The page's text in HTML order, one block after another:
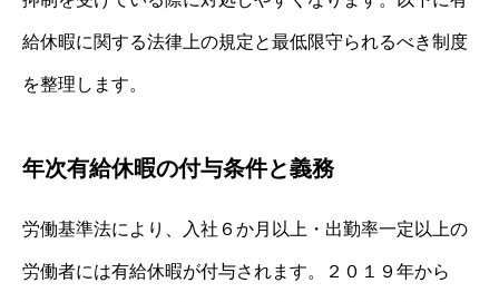
給休暇に関する法律上の規定と最低限守られるべき制度
を整理します。
年次有給休暇の付与条件と義務
労働基準法により、入社６か月以上・出勤率一定以上の
労働者には有給休暇が付与されます。２０１９年から